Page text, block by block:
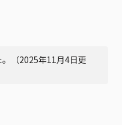
（2025年11月4日更